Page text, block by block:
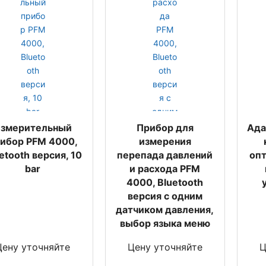
PFM 4000,
версия, 10
bar
уточняйте
Прибор для
измерения
перепада давлений
и расхода PFM
4000, Bluetooth
версия с одним
датчиком давления,
выбор языка меню
Цену уточняйте